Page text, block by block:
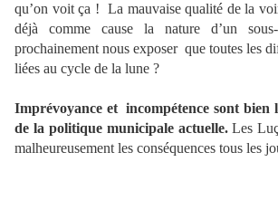
qu’on voit ça ! La mauvaise qualité de la
déjà comme cause la nature d’un
prochainement nous exposer que toutes les
liées au cycle de la lune ?
Imprévoyance et incompétence sont bien
de la politique municipale actuelle.Les
malheureusement les conséquences tous les